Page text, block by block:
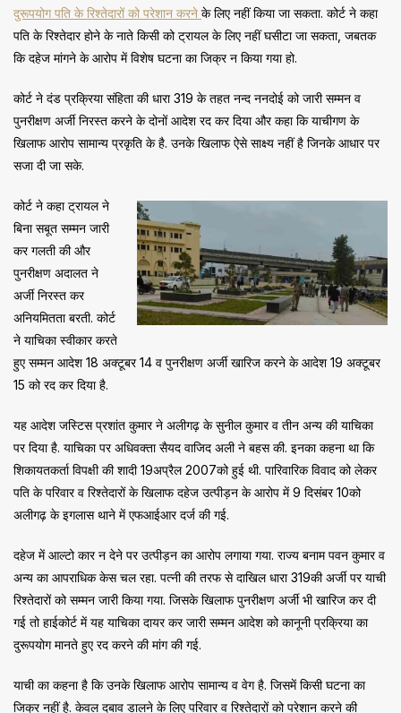
दुरूपयोग पति के रिश्तेदारों को परेशान करने के लिए नहीं किया जा सकता. कोर्ट ने कहा
पति के रिश्तेदार होने के नाते किसी को ट्रायल के लिए नहीं घसीटा जा सकता, जबतक
कि दहेज मांगने के आरोप में विशेष घटना का जिक्र न किया गया हो.
कोर्ट ने दंड प्रक्रिया संहिता की धारा 319 के तहत नन्द ननदोई को जारी सम्मन व
पुनरीक्षण अर्जी निरस्त करने के दोनों आदेश रद कर दिया और कहा कि याचीगण के
खिलाफ आरोप सामान्य प्रकृति के है. उनके खिलाफ ऐसे साक्ष्य नहीं है जिनके आधार पर
सजा दी जा सके.
कोर्ट ने कहा ट्रायल ने
बिना सबूत सम्मन जारी
कर गलती की और
पुनरीक्षण अदालत ने
अर्जी निरस्त कर
अनियमितता बरती. कोर्ट
ने याचिका स्वीकार करते
हुए सम्मन आदेश 18 अक्टूबर 14 व पुनरीक्षण अर्जी खारिज करने के आदेश 19 अक्टूबर
15 को रद कर दिया है.
यह आदेश जस्टिस प्रशांत कुमार ने अलीगढ़ के सुनील कुमार व तीन अन्य की याचिका
पर दिया है. याचिका पर अधिवक्ता सैयद वाजिद अली ने बहस की. इनका कहना था कि
शिकायतकर्ता विपक्षी की शादी 19अप्रैल 2007को हुई थी. पारिवारिक विवाद को लेकर
पति के परिवार व रिश्तेदारों के खिलाफ दहेज उत्पीड़न के आरोप में 9 दिसंबर 10को
अलीगढ़ के इगलास थाने में एफआईआर दर्ज की गई.
दहेज में आल्टो कार न देने पर उत्पीड़न का आरोप लगाया गया. राज्य बनाम पवन कुमार व
अन्य का आपराधिक केस चल रहा. पत्नी की तरफ से दाखिल धारा 319की अर्जी पर याची
रिश्तेदारों को सम्मन जारी किया गया. जिसके खिलाफ पुनरीक्षण अर्जी भी खारिज कर दी
गई तो हाईकोर्ट में यह याचिका दायर कर जारी सम्मन आदेश को कानूनी प्रक्रिया का
दुरूपयोग मानते हुए रद करने की मांग की गई.
याची का कहना है कि उनके खिलाफ आरोप सामान्य व वेग है. जिसमें किसी घटना का
जिक्र नहीं है. केवल दबाव डालने के लिए परिवार व रिश्तेदारों को परेशान करने की